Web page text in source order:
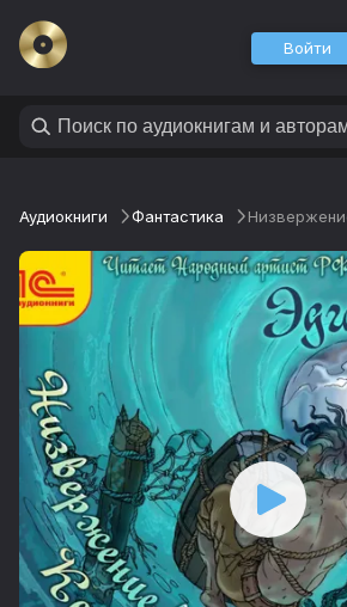
Войти
Аудиокниги Фантастика